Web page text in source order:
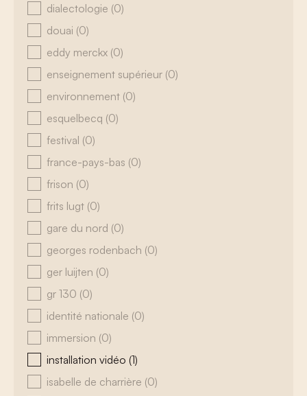
dialectologie (0)
douai (0)
eddy merckx (0)
enseignement supérieur (0)
environnement (0)
esquelbecq (0)
festival (0)
france-pays-bas (0)
frison (0)
frits lugt (0)
gare du nord (0)
georges rodenbach (0)
ger luijten (0)
gr 130 (0)
identité nationale (0)
immersion (0)
installation vidéo (1)
isabelle de charrière (0)